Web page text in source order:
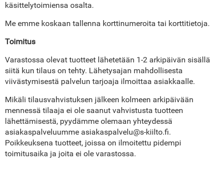
käsittelytoimiensa osalta.
Me emme koskaan tallenna korttinumeroita tai korttitietoja.
Toimitus
Varastossa olevat tuotteet lähetetään 1-2 arkipäivän sisällä
siitä kun tilaus on tehty. Lähetysajan mahdollisesta
viivästymisestä palvelun tarjoaja ilmoittaa asiakkaalle.
Mikäli tilausvahvistuksen jälkeen kolmeen arkipäivään
mennessä tilaaja ei ole saanut vahvistusta tuotteen
lähettämisestä, pyydämme olemaan yhteydessä
asiakaspalveluumme asiakaspalvelu@s-kiilto.fi.
Poikkeuksena tuotteet, joissa on ilmoitettu pidempi
toimitusaika ja joita ei ole varastossa.